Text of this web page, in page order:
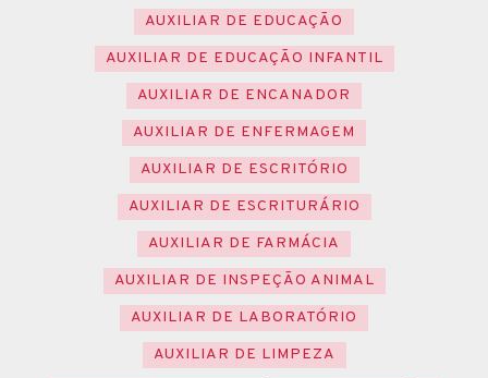
AUXILIAR DE EDUCAÇÃO
AUXILIAR DE EDUCAÇÃO INFANTIL
AUXILIAR DE ENCANADOR
AUXILIAR DE ENFERMAGEM
AUXILIAR DE ESCRITÓRIO
AUXILIAR DE ESCRITURÁRIO
AUXILIAR DE FARMÁCIA
AUXILIAR DE INSPEÇÃO ANIMAL
AUXILIAR DE LABORATÓRIO
AUXILIAR DE LIMPEZA